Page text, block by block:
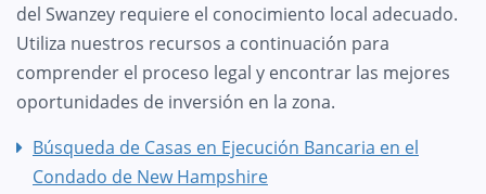
del Swanzey requiere el conocimiento local adecuado.
Utiliza nuestros recursos a continuación para
comprender el proceso legal y encontrar las mejores
oportunidades de inversión en la zona.
Búsqueda de Casas en Ejecución Bancaria en el
Condado de New Hampshire